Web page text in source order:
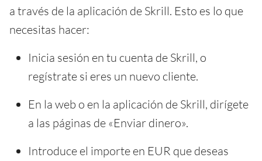
a través de la aplicación de Skrill. Esto es lo que
necesitas hacer:
Inicia sesión en tu cuenta de Skrill, o
regístrate si eres un nuevo cliente.
En la web o en la aplicación de Skrill, dirígete
a las páginas de «Enviar dinero».
Introduce el importe en EUR que deseas